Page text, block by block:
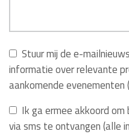
Stuur mij de e-
informatie over relevante
aankomende evenementen
Ik ga ermee akkoord
via sms te ontvangen (alle